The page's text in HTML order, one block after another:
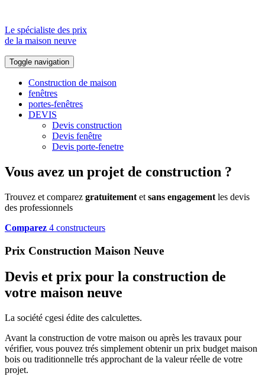
Le spécialiste des prix
de la maison neuve
Toggle navigation
Construction de maison
fenêtres
portes-fenêtres
DEVIS
Devis construction
Devis fenêtre
Devis porte-fenetre
Vous avez un projet de construction ?
Trouvez et comparez gratuitement et sans engagement les devis
des professionnels
Comparez 4 constructeurs
Prix Construction Maison Neuve
Devis et prix pour la construction de
votre maison neuve
La société cgesi édite des calculettes.
Avant la construction de votre maison ou après les travaux pour
vérifier, vous pouvez trés simplement obtenir un prix budget maison
bois ou traditionnelle trés approchant de la valeur réelle de votre
projet.